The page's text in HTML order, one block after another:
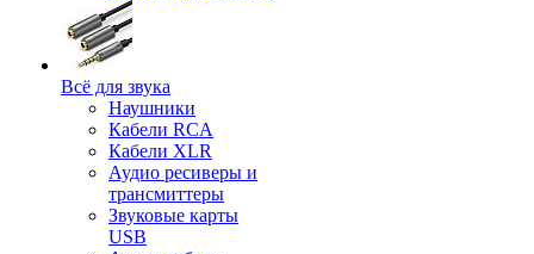
Всё для звука
Наушники
Кабели RCA
Кабели XLR
Аудио ресиверы и
трансмиттеры
Звуковые карты
USB